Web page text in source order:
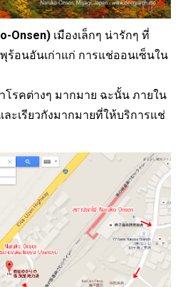
Onsen) เมืองเล็กๆ น่ารักๆ ที่
ร้อนอันเก่าแก่ การแช่ออนเซ็นใน
รคต่างๆ มากมาย ฉะนั้น ภายใน
ะเรียวกังมากมายที่ให้บริการแช่